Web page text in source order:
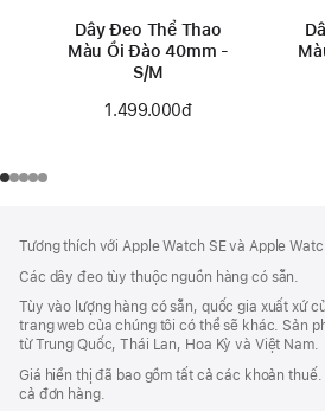
Dây Đeo Thể Thao
Màu Ổi Đào 40mm -
S/M
1.499.000đ
Thích
Chân
Trang
thích
Tương thích với Apple Watch SE và Apple
Các dây đeo tùy thuộc nguồn hàng có sẵn.
Tùy vào lượng hàng có sẵn, quốc gia xuất xứ
trang web của chúng tôi có thể sẽ khác. Sản
từ Trung Quốc, Thái Lan, Hoa Kỳ và Việt Nam.
Giá hiển thị đã bao gồm tất cả các khoản
cả đơn hàng.